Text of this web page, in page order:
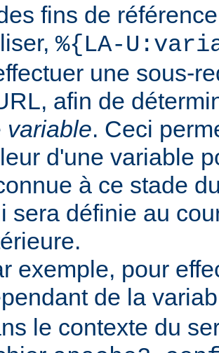
fins de
%{LA-
une sous-
afin de
variable. Ceci
d'une variable
à ce stade
sera définie au
exemple, pour
de la
le contexte du